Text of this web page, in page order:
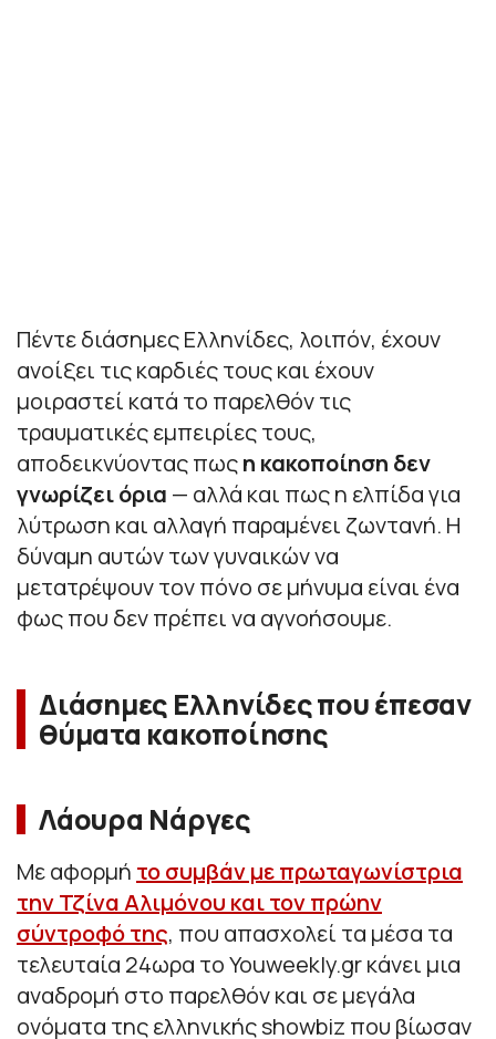
Πέντε διάσημες Ελληνίδες, λοιπόν, έχουν
ανοίξει τις καρδιές τους και έχουν
μοιραστεί κατά το παρελθόν τις
τραυματικές εμπειρίες τους,
αποδεικνύοντας πωςη κακοποίηση δεν
γνωρίζει όρια — αλλά και πως η ελπίδα για
λύτρωση και αλλαγή παραμένει ζωντανή. Η
δύναμη αυτών των γυναικών να
μετατρέψουν τον πόνο σε μήνυμα είναι ένα
φως που δεν πρέπει να αγνοήσουμε.
Διάσημες Ελληνίδες που έπεσαν
θύματα κακοποίησης
Λάουρα Νάργες
Με αφορμή το συμβάν με πρωταγωνίστρια
την Τζίνα Αλιμόνου και τον πρώην
σύντροφό της, που απασχολεί τα μέσα τα
τελευταία 24ωρα το Youweekly.gr κάνει μια
αναδρομή στο παρελθόν και σε μεγάλα
ονόματα της ελληνικής showbiz που βίωσαν